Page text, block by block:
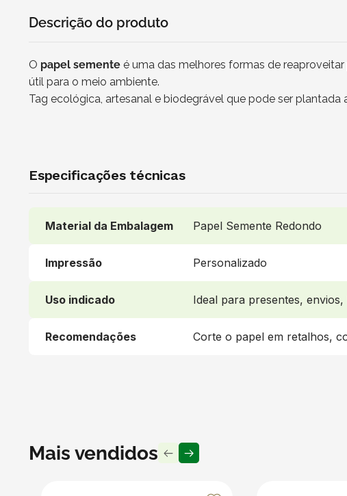
Descrição do produto
O papel semente é uma das melhores formas de
útil para o meio ambiente.
Tag ecológica, artesanal e biodegrável que pode ser
Especificações técnicas
Material da Embalagem Papel Semente Redondo
Impressão Personalizado
Uso indicado Ideal para presentes,
Recomendações Corte o papel em retalhos,
Mais vendidos